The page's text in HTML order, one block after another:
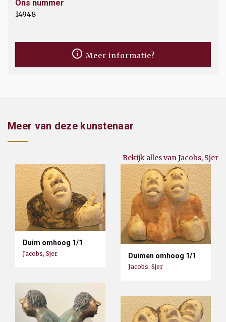
Ons nummer
14948
Meer informatie?
Meer van deze kunstenaar
Bekijk alles van Jacobs, Sjer
Duim omhoog 1/1
Jacobs, Sjer Duimen omhoog 1/1
Jacobs, Sjer